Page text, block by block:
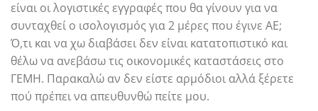
είναι οι λογιστικές εγγραφές που θα γίνουν για να
συνταχθεί ο ισολογισμός για 2 μέρες που έγινε ΑΕ;
Ό,τι και να χω διαβάσει δεν είναι κατατοπιστικό και
θέλω να ανεβάσω τις οικονομικές καταστάσεις στο
ΓΕΜΗ. Παρακαλώ αν δεν είστε αρμόδιοι αλλά ξέρετε
πού πρέπει να απευθυνθώ πείτε μου.